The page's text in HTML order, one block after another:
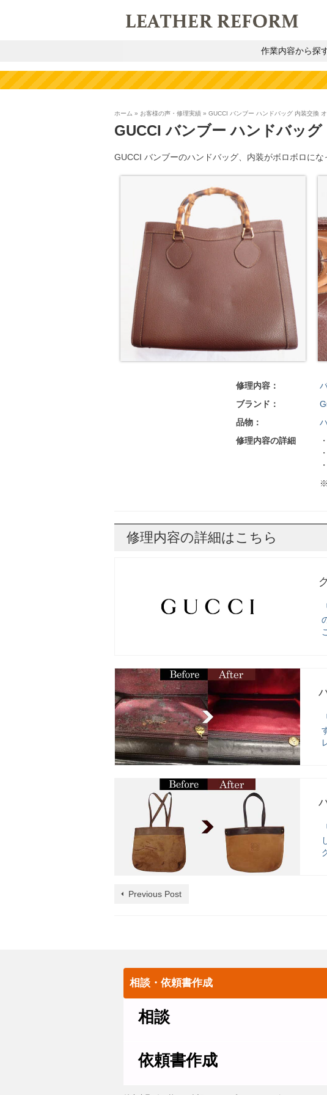
作業内容から探
ホーム » お客様の声・修理実績 » GUCCI バンブー ハンドバッグ 内装交換
GUCCI バンブー ハンドバッ
GUCCI バンブーのハンドバッグ、内装がボロボロにな
修理内容：
ブランド：
品物：
修理内容の詳細
修理内容の詳細はこちら
Previous Post
相談・依頼書作成
相談
依頼書作成